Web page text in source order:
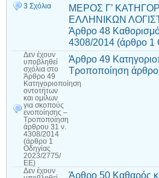
3 Σχόλια
ΜΕΡΟΣ Γ’
ΕΛΛΗΝΙΚΩΝ
Άρθρο 48
4308/2014 (άρθρο 1
Δεν έχουν
υποβληθεί
σχόλια στο
Άρθρο 49
Κατηγοριοποίηση
οντοτήτων
και ομίλων
για σκοπούς
ενοποίησης –
Τροποποίηση
άρθρου 31 ν.
4308/2014
(άρθρο 1
Οδηγίας
2023/2775/
ΕΕ)
Άρθρο 49
Τροποποίηση
Δεν έχουν
Άρθρο 50 Καθαρός